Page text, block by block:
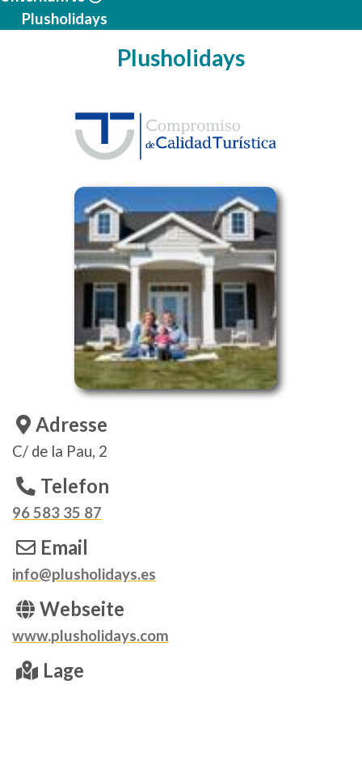
Plusholidays
Plusholidays
Adresse
C/ de la Pau, 2
Telefon
96 583 35 87
Email
info@plusholidays.es
Webseite
www.plusholidays.com
Lage